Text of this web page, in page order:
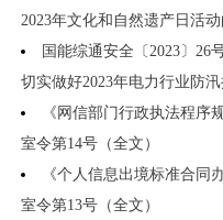
2023年文化和自然遗产日活动
国能综通安全〔2023〕26
切实做好2023年电力行业防汛
《网信部门行政执法程序
室令第14号（全文）
《个人信息出境标准合同
室令第13号（全文）